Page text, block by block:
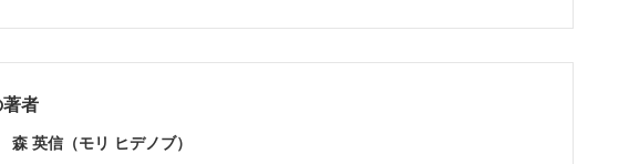
者
森 英信（モリ ヒデノブ）